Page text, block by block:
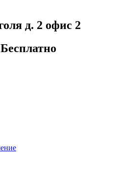
д. 2 офис 2